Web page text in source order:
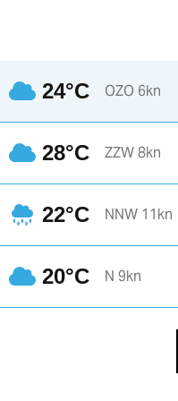
12:00
21°C 22°C
24°C OZO 6kn
28°C ZZW 8kn
22°C NNW 11kn
20°C N 9kn